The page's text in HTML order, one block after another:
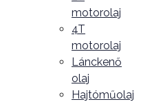
motorolaj
4T
motorolaj
Lánckenő
olaj
Hajtóműolaj